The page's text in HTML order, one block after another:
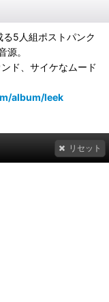
5人組ポストパンク
。
ド、サイケなムード
album/leek
リセット